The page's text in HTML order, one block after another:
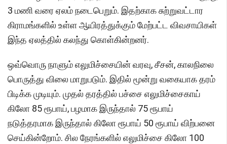
3 மணி வரை ஏலம் நடைபெறும். இதற்காக சுற்றுவட்டார
கிராமங்களில் உள்ள ஆயிரத்துக்கும் மேற்பட்ட விவசாயிகள்
இந்த ஏலத்தில் கலந்து கொள்கின்றனர்.
ஒவ்வொரு நாளும் எலுமிச்சையின் வரவு, சீசன், காலநிலை
பொருத்து விலை மாறுபடும். இதில் மூன்று வகையாக தரம்
பிடிக்க முடியும். முதல் தரத்தில் பச்சை எலுமிச்சைகாய்
கிலோ 85 ரூபாய், பழமாக இருந்தால் 75 ரூபாய்
நடுத்தரமாக இருந்தால் கிலோ ரூபாய் 50 ரூபாய் விற்பனை
செய்கின்றோம். சில நேரங்களில் எலுமிச்சை கிலோ 100